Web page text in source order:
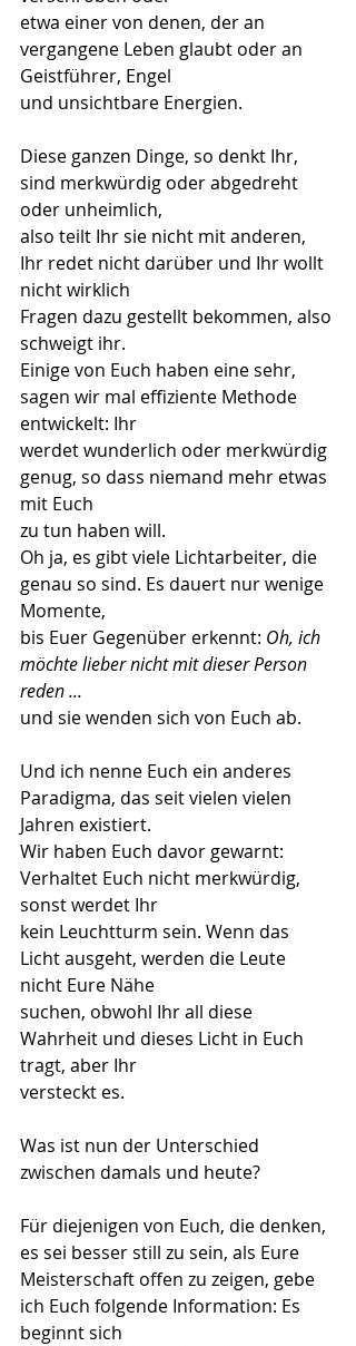
etwa einer von denen, der an
vergangene Leben glaubt oder an
Geistführer, Engel
und unsichtbare Energien.
Diese ganzen Dinge, so denkt Ihr,
sind merkwürdig oder abgedreht
oder unheimlich,
also teilt Ihr sie nicht mit anderen,
Ihr redet nicht darüber und Ihr wollt
nicht wirklich
Fragen dazu gestellt bekommen, also
schweigt ihr.
Einige von Euch haben eine sehr,
sagen wir mal effiziente Methode
entwickelt: Ihr
werdet wunderlich oder merkwürdig
genug, so dass niemand mehr etwas
mit Euch
zu tun haben will.
Oh ja, es gibt viele Lichtarbeiter, die
genau so sind. Es dauert nur wenige
Momente,
bis Euer Gegenüber erkennt: Oh, ich
möchte lieber nicht mit dieser Person
reden ...
und sie wenden sich von Euch ab.
Und ich nenne Euch ein anderes
Paradigma, das seit vielen vielen
Jahren existiert.
Wir haben Euch davor gewarnt:
Verhaltet Euch nicht merkwürdig,
sonst werdet Ihr
kein Leuchtturm sein. Wenn das
Licht ausgeht, werden die Leute
nicht Eure Nähe
suchen, obwohl Ihr all diese
Wahrheit und dieses Licht in Euch
tragt, aber Ihr
versteckt es.
Was ist nun der Unterschied
zwischen damals und heute?
Für diejenigen von Euch, die denken,
es sei besser still zu sein, als Eure
Meisterschaft offen zu zeigen, gebe
ich Euch folgende Information: Es
beginnt sich